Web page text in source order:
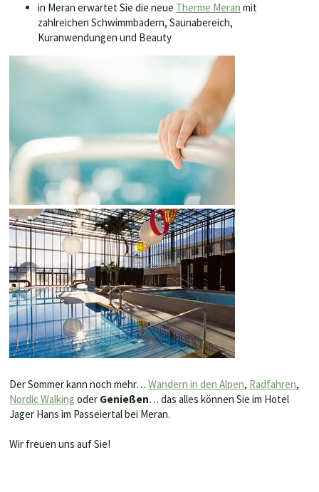
in Meran erwartet Sie die neue Therme Meran mit
zahlreichen Schwimmbädern, Saunabereich,
Kuranwendungen und Beauty
Der Sommer kann noch mehr…Wandern in den Alpen, Radfahren,
Nordic Walking oder Genießen… das alles können Sie im Hotel
Jager Hans im Passeiertal bei Meran.
Wir freuen uns auf Sie!